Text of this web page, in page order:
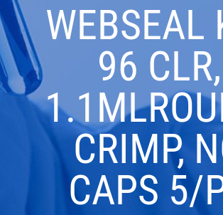
WEBSEAL
96 CLR,
CRIMP,
CAPS 5/